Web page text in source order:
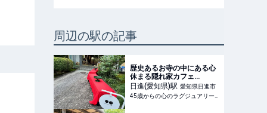
周辺の駅の記事
歴史あるお寺の中にある心
休まる隠れ家カフェ
【Veritas coffee】
日進(愛知県)駅 愛知県日進市
45歳からの心のラグジュアリーメディア